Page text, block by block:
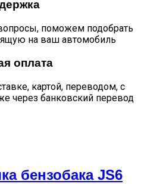
поможем подобрать
на ваш автомобиль
оплата
картой, переводом, с
через банковский перевод
бензобака JS6